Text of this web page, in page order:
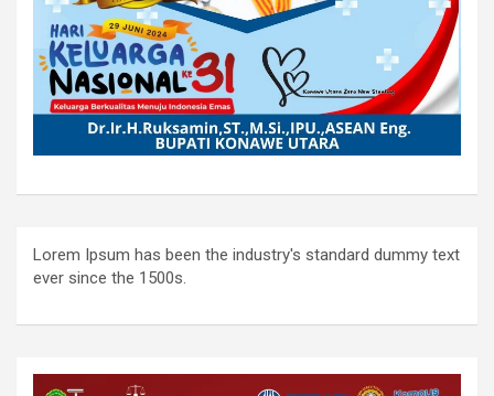
Lorem Ipsum has been the industry's standard dummy text
ever since the 1500s.